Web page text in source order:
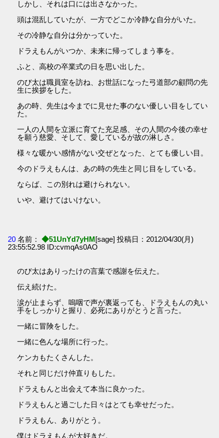
しかし、それは口には出さなかった。
頭は混乱していたが、一方でどこか冷静な自分がいた。
その冷静な自分は分かっていた。
ドラえもんがいつか、未来に帰ってしまう事を。
ふと、高校の卒業式の日を思い出した。
のび太は職員室を訪ね、お世話になった弓道部の顧問の先
生に挨拶をした。
あの時、先生は今までに見せた事のない優しい目をしてい
た。
一人の人間を立派に育てた充足感、その人間の今後の幸せ
を願う慈愛、そして、愛しているが故の淋しさ。
様々な暖かい感情がない交ぜとなった、とても優しい目。
今のドラえもんは、あの時の先生と同じ目をしている。
ならば、この別れは避けられない。
いや、避けてはいけない。
20 名前： ◆51UnYd7yHM[sage] 投稿日：2012/04/30(月)
23:55:52.98 ID:cvmqAs0AO
のび太はありったけの言葉で感謝を伝えた。
伝え続けた。
涙が止まらず、嗚咽で声が裏返っても、ドラえもんの丸い
手をしっかりと握り、必死にありがとうと言った。
一緒に冒険をした。
一緒に色んな場所に行った。
ケンカもたくさんした。
それと同じだけ仲直りもした。
ドラえもんと出会えて本当に良かった。
ドラえもんと過ごした日々はとても幸せだった。
ドラえもん、ありがとう。
僕はドラえもんが大好きだ。